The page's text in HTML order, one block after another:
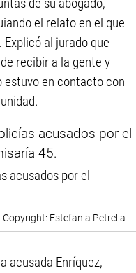
el relato en el que
al jurado que
recibir a la gente y
estuvo en contacto con
acusados por el
Estefania Petrella
acusada Enríquez,